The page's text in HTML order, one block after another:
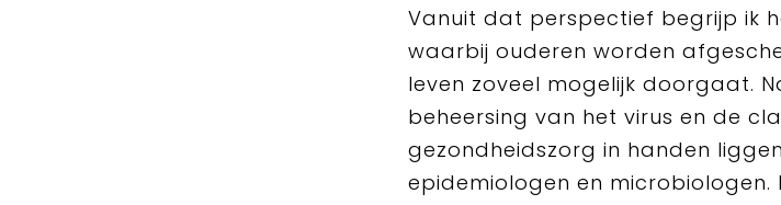
Vanuit dat perspectief begrijp ik
waarbij ouderen worden
leven zoveel mogelijk doorgaat.
beheersing van het virus en de
gezondheidszorg in handen
epidemiologen en microbiologen.